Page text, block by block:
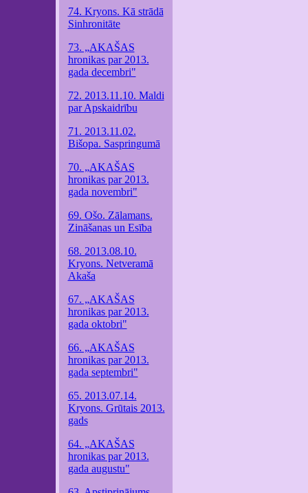
74. Kryons. Kā strādā
Sinhronitāte
73. „AKAŠAS
hronikas par 2013.
gada decembri"
72. 2013.11.10. Maldi
par Apskaidrību
71. 2013.11.02.
Bišopa. Saspringumā
70. „AKAŠAS
hronikas par 2013.
gada novembri"
69. Ošo. Zālamans.
Zināšanas un Esība
68. 2013.08.10.
Kryons. Netveramā
Akaša
67. „AKAŠAS
hronikas par 2013.
gada oktobri"
66. „AKAŠAS
hronikas par 2013.
gada septembri"
65. 2013.07.14.
Kryons. Grūtais 2013.
gads
64. „AKAŠAS
hronikas par 2013.
gada augustu"